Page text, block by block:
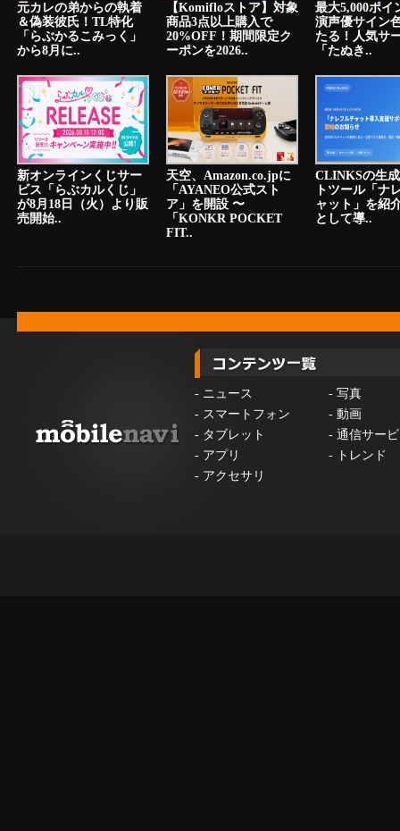
元カレの弟からの執着
＆偽装彼氏！TL特化
「らぶかるこみっく」
から8月に..
【Komifloストア】対象
商品3点以上購入で
20%OFF！期間限定ク
ーポンを2026..
最大5,000ポイ
演声優サイン
たる！人気サ
「たぬき..
新オンラインくじサー
ビス「らぶカルくじ」
が8月18日（火）より販
売開始..
天空、Amazon.co.jpに
「AYANEO公式スト
ア」を開設 〜
「KONKR POCKET
FIT..
CLINKSの生
トツール「ナ
ャット」を紹
として導..
- ニュース - 写真
- スマートフォン - 動画
- タブレット - 通信サー
- アプリ -
トレンド
- アクセサリ